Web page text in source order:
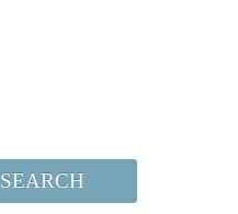
SEARCH